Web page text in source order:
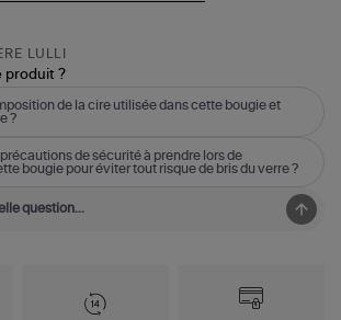
LULLI
produit ?
de la cire utilisée dans cette bougie et
?
de sécurité à prendre lors de
bougie pour éviter tout risque de bris du verre ?